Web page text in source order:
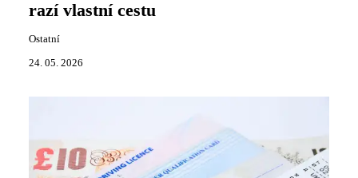
razí vlastní cestu
Ostatní
24. 05. 2026